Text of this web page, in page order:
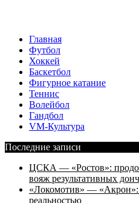
Главная
Футбол
Хоккей
Баскетбол
Фигурное катание
Теннис
Волейбол
Гандбол
VM-Культура
Последние записи
ЦСКА — «Ростов»:
вояж результативных
«Локомотив» —
реальностью